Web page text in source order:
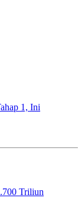
1, Ini
Triliun